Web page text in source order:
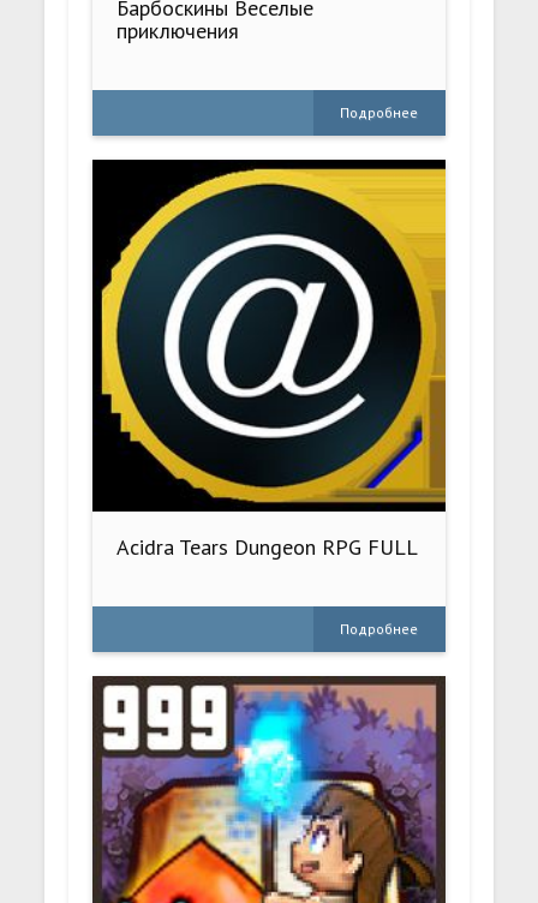
Барбоскины Веселые
приключения
Подробнее
Acidra Tears Dungeon RPG FULL
Подробнее